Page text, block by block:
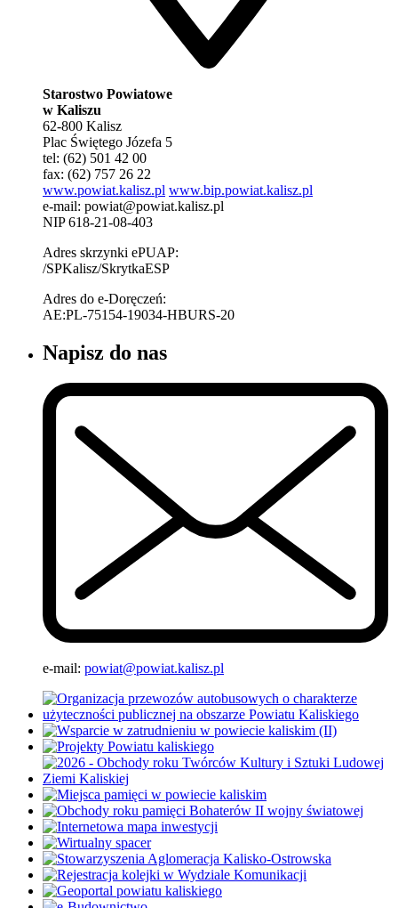
Starostwo Powiatowe
w Kaliszu
62-800 Kalisz
Plac Świętego Józefa 5
tel: (62) 501 42 00
fax: (62) 757 26 22
www.powiat.kalisz.pl www.bip.powiat.kalisz.pl
e-mail: powiat@powiat.kalisz.pl
NIP 618-21-08-403
Adres skrzynki ePUAP:
/SPKalisz/SkrytkaESP
Adres do e-Doręczeń:
AE:PL-75154-19034-HBURS-20
Napisz do nas
e-mail: powiat@powiat.kalisz.pl